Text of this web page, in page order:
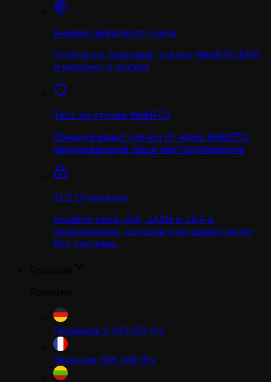
Анализ цифрового следа
Отпечаток браузера, утечки WebRTC/DNS
и вердикт о рисках
Тест на утечки WebRTC
Обнаруживает утечки IP через WebRTC,
раскрывающие ваше местоположение
TLS Отпечаток
Узнайте свой JA3, JA3N и JA4 и
рукопожатие, которое считывают анти-
бот системы.
Германия 2,347,129 IPs
Франция 938,458 IPs